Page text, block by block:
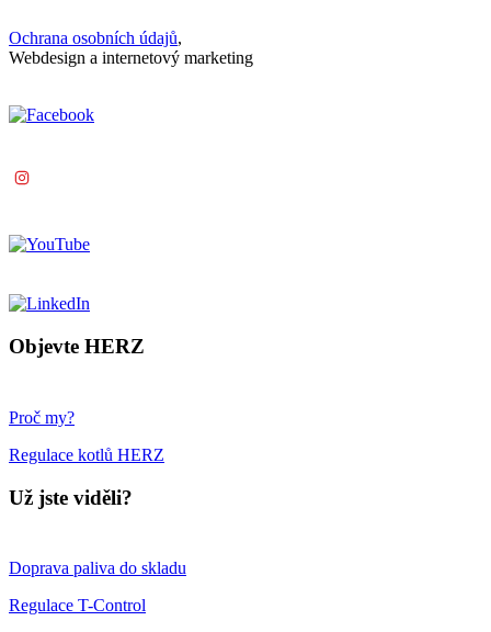
Ochrana osobních údajů,
Webdesign a internetový marketing
Objevte HERZ
Proč my?
Regulace kotlů HERZ
Už jste viděli?
Doprava paliva do skladu
Regulace T-Control